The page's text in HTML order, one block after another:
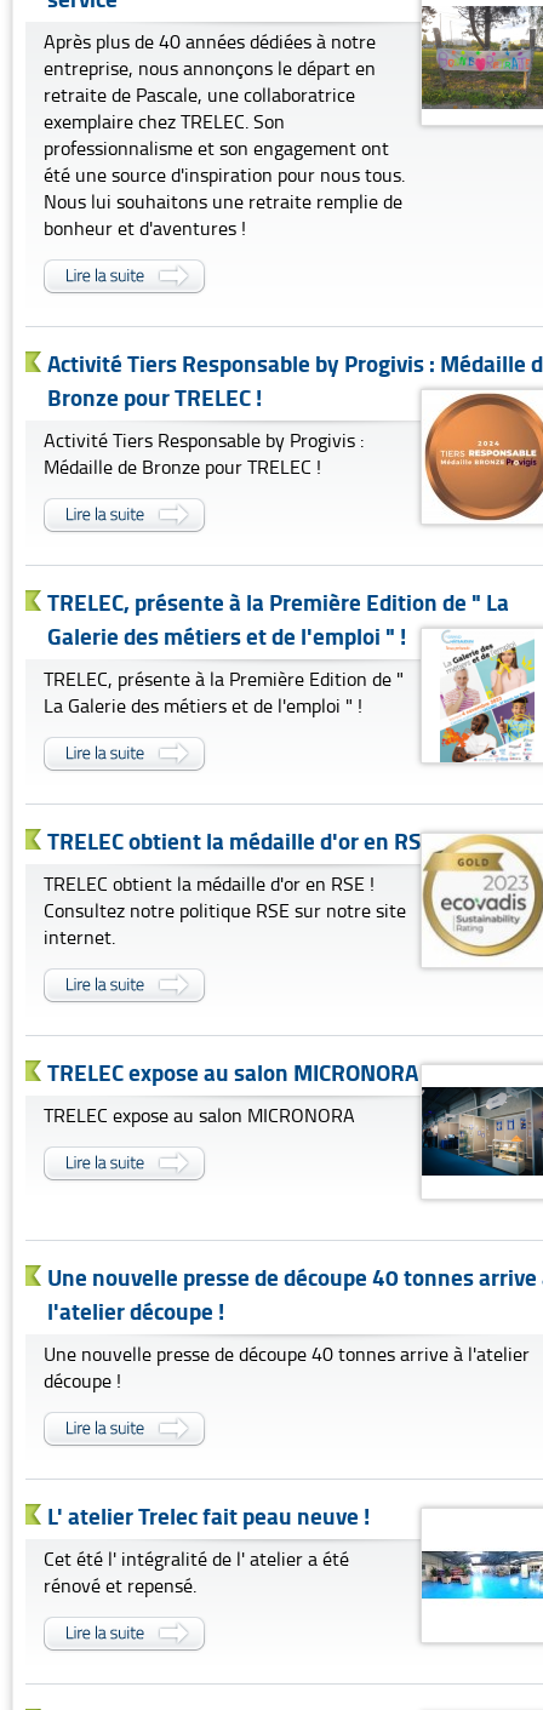
Après plus de 40 années dédiées à notre
entreprise, nous annonçons le départ en
retraite de Pascale, une collaboratrice
exemplaire chez TRELEC. Son
professionnalisme et son engagement ont
été une source d'inspiration pour nous tous.
Nous lui souhaitons une retraite remplie de
bonheur et d'aventures !
Activité Tiers Responsable by Progivis : Médaille
Bronze pour TRELEC !
Activité Tiers Responsable by Progivis :
Médaille de Bronze pour TRELEC !
TRELEC, présente à la Première Edition de " La
Galerie des métiers et de l'emploi " !
TRELEC, présente à la Première Edition de "
La Galerie des métiers et de l'emploi " !
TRELEC obtient la médaille d'or en RSE !
TRELEC obtient la médaille d'or en RSE !
Consultez notre politique RSE sur notre site
internet.
TRELEC expose au salon MICRONORA
TRELEC expose au salon MICRONORA
Une nouvelle presse de découpe 40 tonnes arrive
l'atelier découpe !
Une nouvelle presse de découpe 40 tonnes arrive à l'atelier
découpe !
L' atelier Trelec fait peau neuve !
Cet été l' intégralité de l' atelier a été
rénové et repensé.